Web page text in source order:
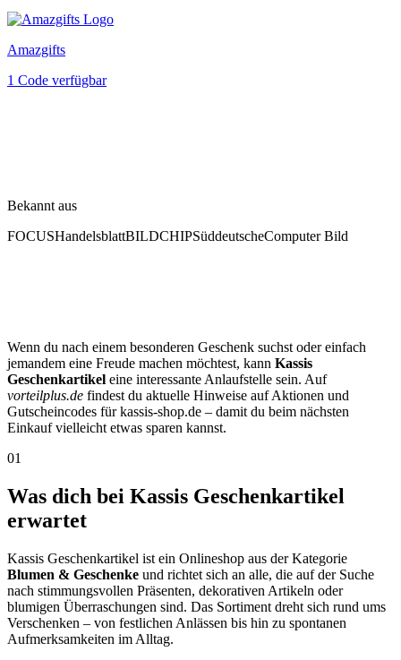
Amazgifts
1 Code verfügbar
Bekannt aus
FOCUSHandelsblattBILDCHIPSüddeutscheComputer Bild
Wenn du nach einem besonderen Geschenk suchst oder einfach
jemandem eine Freude machen möchtest, kann Kassis
Geschenkartikel eine interessante Anlaufstelle sein. Auf
vorteilplus.de findest du aktuelle Hinweise auf Aktionen und
Gutscheincodes für kassis-shop.de – damit du beim nächsten
Einkauf vielleicht etwas sparen kannst.
01
Was dich bei Kassis Geschenkartikel
erwartet
Kassis Geschenkartikel ist ein Onlineshop aus der Kategorie
Blumen & Geschenke und richtet sich an alle, die auf der Suche
nach stimmungsvollen Präsenten, dekorativen Artikeln oder
blumigen Überraschungen sind. Das Sortiment dreht sich rund ums
Verschenken – von festlichen Anlässen bis hin zu spontanen
Aufmerksamkeiten im Alltag.